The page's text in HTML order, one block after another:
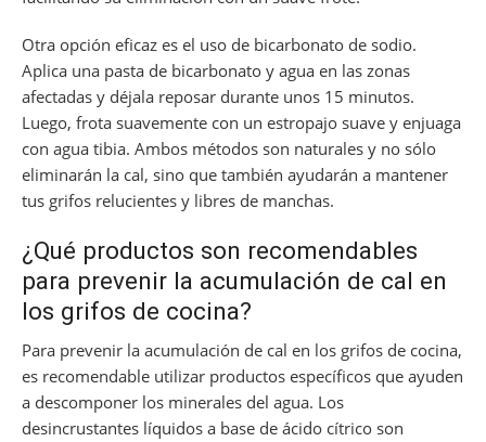
Otra opción eficaz es el uso de bicarbonato de sodio.
Aplica una pasta de bicarbonato y agua en las zonas
afectadas y déjala reposar durante unos 15 minutos.
Luego, frota suavemente con un estropajo suave y enjuaga
con agua tibia. Ambos métodos son naturales y no sólo
eliminarán la cal, sino que también ayudarán a mantener
tus grifos relucientes y libres de manchas.
¿Qué productos son recomendables
para prevenir la acumulación de cal en
los grifos de cocina?
Para prevenir la acumulación de cal en los grifos de cocina,
es recomendable utilizar productos específicos que ayuden
a descomponer los minerales del agua. Los
desincrustantes líquidos a base de ácido cítrico son